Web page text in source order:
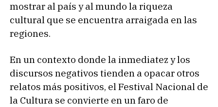
mostrar al país y al mundo la riqueza
cultural que se encuentra arraigada en las
regiones.
En un contexto donde la inmediatez y los
discursos negativos tienden a opacar otros
relatos más positivos, el Festival Nacional de
la Cultura se convierte en un faro de